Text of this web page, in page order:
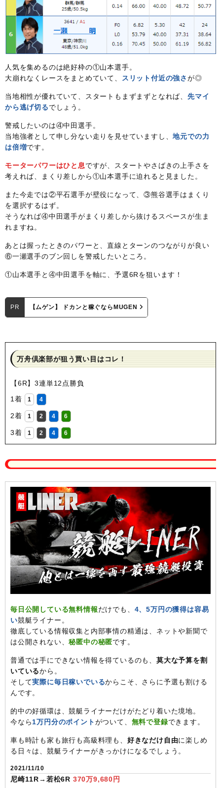
人気を集めるのは絶好枠の①山本選手。
大崩れなくレースをまとめていて、
スリット付近の強さが◎
当地相性が優れていて、スタートもまずまずとなれば、 先マイ
から逃げ切るでしょう。
警戒したいのは④中田選手。
当地強者として申し分ない走りを見せていますし、地元での力
は倍増です。
モーターパワーはひと息ですが、スタートやさばきの上手さを
考えれば、まくり差しから①山本選手に迫れると見ました。
また今走では②平石選手が壁役になって、③熊谷選手はまくり
を選択するはず。
そうなれば④中田選手がまくり差しから抜けるスペースが生ま
れますね。
あとは握ったときのパワーと、直線とターンのつながりが良い
⑥一瀬選手のブン回しを警戒したいところ。
①山本選手と④中田選手を軸に、予選6Rを狙います！
PR 【ムゲン】 ドカンと稼ぐならMUGEN
万舟倶楽部が狙う買い目はコレ！
【6R】3連単12点勝負
1着
1 4
2着 1 2 4 6
3着 1 2 4 6
毎日公開している無料情報だけでも、 4、5万円の獲得は容易
い競艇ライナー。
徹底している情報収集と内部事情の精通は、ネットや新聞で
は公開されない、秘匿中の秘匿です。
普通では手にできない情報を得ているのも、 莫大な予算を割
いているから。
そして実際に毎日稼いでいるからこそ、さらに予選も割ける
んです。
的中の好循環は、競艇ライナーだけがたどり着いた境地。
今なら1万円分のポイントがついて、 無料で登録できます。
車も時計も家も旅行も高級料理も、 好きなだけ自由に楽しめ
る日々は、競艇ライナーがきっかけになるでしょう。
2021/11/10
尼崎11R→若松6R 370万9,680円